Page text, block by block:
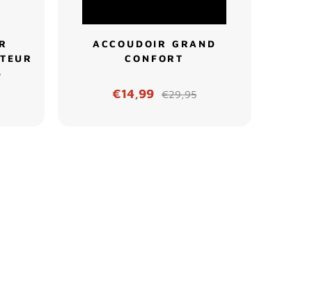
ACCOUDOIR GRAND
CONFORT
€14,99 €29,95